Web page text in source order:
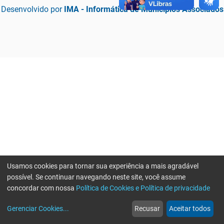
Desenvolvido por IMA - Informática de Municípios Associados
web
Notícias
more_horiz
Mais
Usamos cookies para tornar sua experiência a mais agradável
possível. Se continuar navegando neste site, você assume
concordar com nossa Política de Cookies e Política de privacidade
Gerenciar Cookies... Recusar Aceitar todos
Erro ao enviar informações, por favor tente novamente